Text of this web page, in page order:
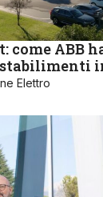
come ABB
Elettro